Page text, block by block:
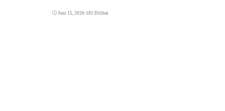
Juni 15, 2026•181 Dilihat